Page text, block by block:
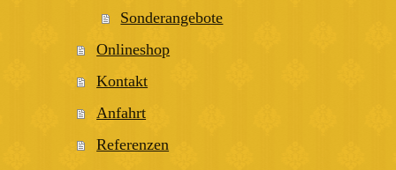
Sonderangebote
Onlineshop
Kontakt
Anfahrt
Referenzen